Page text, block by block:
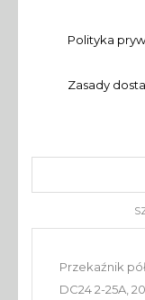
Polityka
Zasady
Przekaźnik
DC24 2-25A,